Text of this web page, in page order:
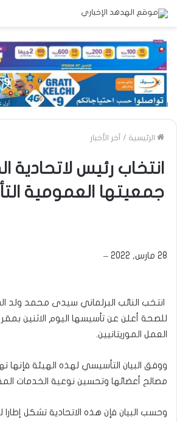
الرئيسية / آخر الأخبار
انتخاب رئيس
جمعيتها العمومية
28 مارس, 2022 –
انتخب النائب البرلماني سيدى محمد ولد
للصحة أعلن عن تأسيسها اليوم الاثنين بمقر
العمل الموريتانيين.
ووفق البيان التأسيسي لهذه الهيئة
مصالح أعضائها وتحسين نوعية الخدمات
وحسب البيان فإن هذه الاتحادية تشكل